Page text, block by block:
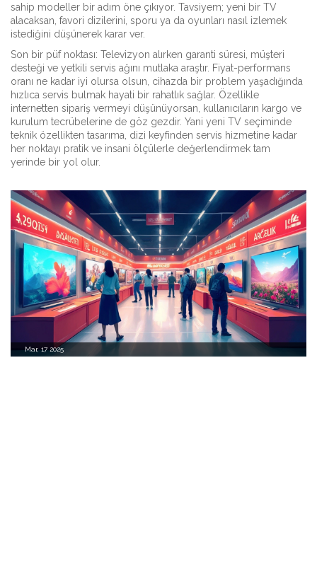
sahip modeller bir adım öne çıkıyor. Tavsiyem; yeni bir TV
alacaksan, favori dizilerini, sporu ya da oyunları nasıl izlemek
istediğini düşünerek karar ver.
Son bir püf noktası: Televizyon alırken garanti süresi, müşteri
desteği ve yetkili servis ağını mutlaka araştır. Fiyat-performans
oranı ne kadar iyi olursa olsun, cihazda bir problem yaşadığında
hızlıca servis bulmak hayati bir rahatlık sağlar. Özellikle
internetten sipariş vermeyi düşünüyorsan, kullanıcıların kargo ve
kurulum tecrübelerine de göz gezdir. Yani yeni TV seçiminde
teknik özellikten tasarıma, dizi keyfinden servis hizmetine kadar
her noktayı pratik ve insani ölçülerle değerlendirmek tam
yerinde bir yol olur.
Mar, 17 2025